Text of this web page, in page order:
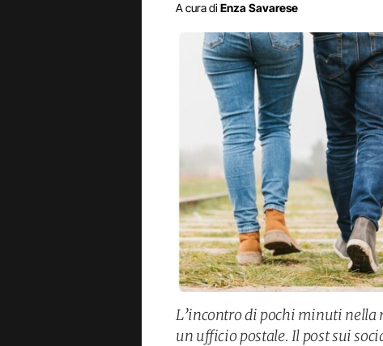
A cura di Enza Savarese
L’incontro di pochi minuti
un ufficio postale. Il post sui